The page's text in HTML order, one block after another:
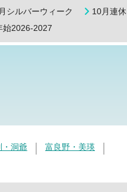
シルバーウィーク
10月連休
始2026-2027
・洞爺 富良野・美瑛